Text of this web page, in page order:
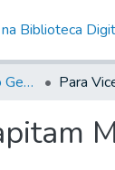
Biblioteca
Volume 85 - Ofícios do General Francisco da Cunha Menezes (Governador da Capitania): 1782- 1786